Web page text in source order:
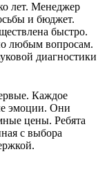
лет. Менеджер
и бюджет.
быстро.
любым вопросам.
диагностики
Каждое
эмоции. Они
цены. Ребята
с выбора